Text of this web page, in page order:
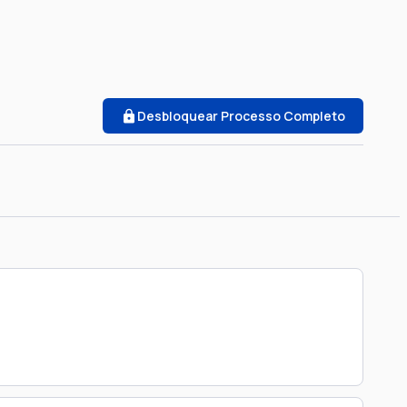
Desbloquear Processo Completo